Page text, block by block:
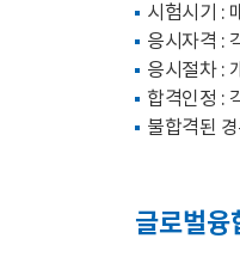
시험시기 :
응시자격 :
응시절차 :
합격인정 :
불합격된
글로벌